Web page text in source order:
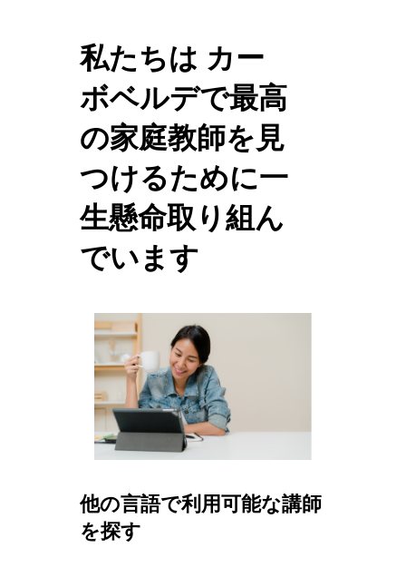
私たちは カー
ボベルデで最高
の家庭教師を見
つけるために一
生懸命取り組ん
でいます
他の言語で利用可能な講師
を探す